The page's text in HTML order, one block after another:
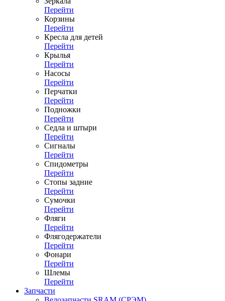
Перейти
Корзины
Перейти
Кресла для детей
Перейти
Крылья
Перейти
Насосы
Перейти
Перчатки
Перейти
Подножки
Перейти
Седла и штыри
Перейти
Сигналы
Перейти
Спидометры
Перейти
Стопы задние
Перейти
Сумочки
Перейти
Фляги
Перейти
Флягодержатели
Перейти
Фонари
Перейти
Шлемы
Перейти
Запчасти